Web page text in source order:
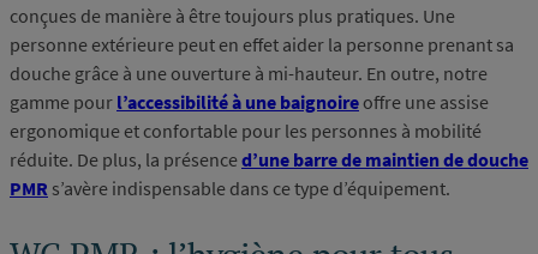
conçues de manière à être toujours plus pratiques. Une
personne extérieure peut en effet aider la personne prenant sa
douche grâce à une ouverture à mi-hauteur. En outre, notre
gamme pour l’accessibilité à une baignoire offre une assise
ergonomique et confortable pour les personnes à mobilité
réduite. De plus, la présenced’une barre de maintien de douche
PMR s’avère indispensable dans ce type d’équipement.